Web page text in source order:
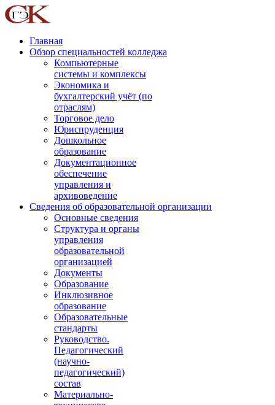
Главная
Обзор специальностей колледжа
Компьютерные
системы и комплексы
Экономика и
бухгалтерский учёт (по
отраслям)
Торговое дело
Юриспруденция
Дошкольное
образование
Документационное
обеспечение
управления и
архивоведение
Сведения об образовательной организации
Основные сведения
Структура и органы
управления
образовательной
организацией
Документы
Образование
Инклюзивное
образование
Образовательные
стандарты
Руководство.
Педагогический
(научно-
педагогический)
состав
Материально-